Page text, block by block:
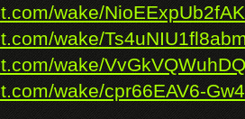
wake/
wake/
wake/
wake/cpr66EAV6-